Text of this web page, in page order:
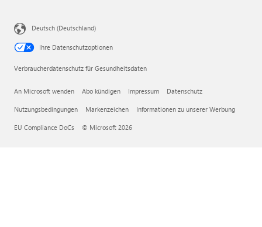
Deutsch (Deutschland)
Ihre Datenschutzoptionen
Verbraucherdatenschutz für Gesundheitsdaten
An Microsoft wenden Abo kündigen Impressum Datenschutz
Nutzungsbedingungen Markenzeichen Informationen zu unserer Werbung
EU Compliance DoCs © Microsoft 2026